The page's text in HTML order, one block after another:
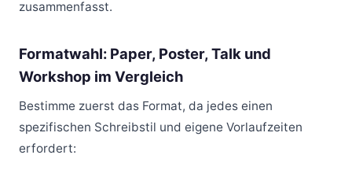
zusammenfasst.
Formatwahl: Paper, Poster, Talk und
Workshop im Vergleich
Bestimme zuerst das Format, da jedes einen
spezifischen Schreibstil und eigene Vorlaufzeiten
erfordert: